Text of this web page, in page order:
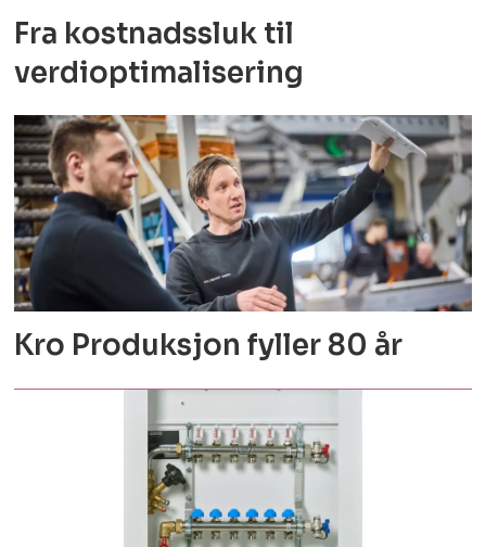
Fra kostnadssluk til
verdioptimalisering
Kro Produksjon fyller 80 år